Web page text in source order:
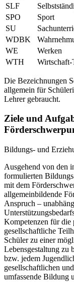
SLF
SPO
Sport
SU
WDBK
WE
Werken
WTH
Wirtschaft-
Die Bezeichnungen
allgemein für
Lehrer gebraucht.
Ziele und
Bildungs- und
Ausgehend von den
formulierten
mit dem
allgemeinbildende
Anspruch –
Kompetenzen für die
gesellschaftliche
Schüler zu einer
Lebensgestaltung zu
bzw. jedem
gesellschaftlichen
umfassende Bildung